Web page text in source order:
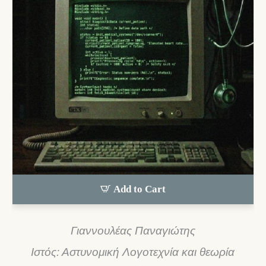
Add to Cart
Γιαννουλέας Παναγιώτης
Ιστός: Αστυνομική Λογοτεχνία και θεωρία